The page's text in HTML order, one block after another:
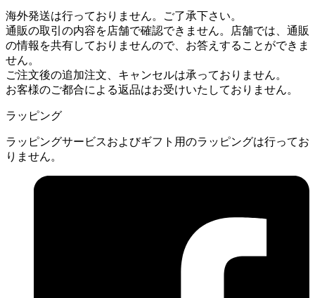
海外発送は行っておりません。ご了承下さい。
通販の取引の内容を店舗で確認できません。店舗では、通販
の情報を共有しておりませんので、お答えすることができま
せん。
ご注文後の追加注文、キャンセルは承っておりません。
お客様のご都合による返品はお受けいたしておりません。
ラッピング
ラッピングサービスおよびギフト用のラッピングは行ってお
りません。